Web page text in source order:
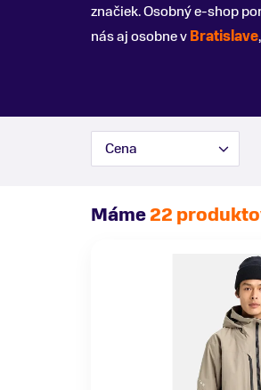
značiek. Osobný e-shop
nás aj osobne vBratislave,
Cena
Máme22